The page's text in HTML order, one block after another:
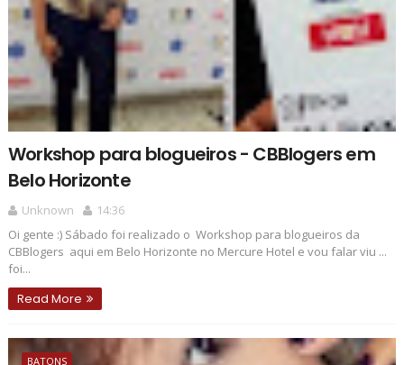
Workshop para blogueiros - CBBlogers em
Belo Horizonte
Unknown
14:36
Oi gente :) Sábado foi realizado o Workshop para blogueiros da
CBBlogers aqui em Belo Horizonte no Mercure Hotel e vou falar viu ...
foi...
Read More
BATONS